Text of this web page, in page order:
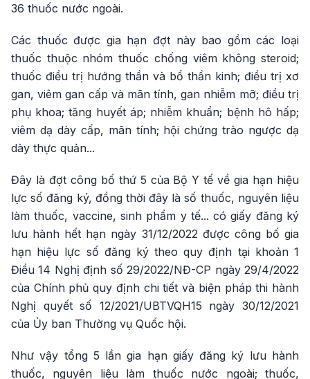
36 thuốc nước ngoài.
Các thuốc được gia hạn đợt này bao gồm các loại
thuốc thuộc nhóm thuốc chống viêm không steroid;
thuốc điều trị hướng thần và bổ thần kinh; điều trị xơ
gan, viêm gan cấp và mãn tính, gan nhiễm mỡ; điều trị
phụ khoa; tăng huyết áp; nhiễm khuẩn; bệnh hô hấp;
viêm dạ dày cấp, mãn tính; hội chứng trào ngược dạ
dày thực quản...
Đây là đợt công bố thứ 5 của Bộ Y tế về gia hạn hiệu
lực số đăng ký, đồng thời đây là số thuốc, nguyên liệu
làm thuốc, vaccine, sinh phẩm y tế... có giấy đăng ký
lưu hành hết hạn ngày 31/12/2022 được công bố gia
hạn hiệu lực số đăng ký theo quy định tại khoản 1
Điều 14 Nghị định số 29/2022/NĐ-CP ngày 29/4/2022
của Chính phủ quy định chi tiết và biện pháp thi hành
Nghị quyết số 12/2021/UBTVQH15 ngày 30/12/2021
của Ủy ban Thường vụ Quốc hội.
Như vậy tổng 5 lần gia hạn giấy đăng ký lưu hành
thuốc, nguyên liệu làm thuốc nước ngoài; thuốc,